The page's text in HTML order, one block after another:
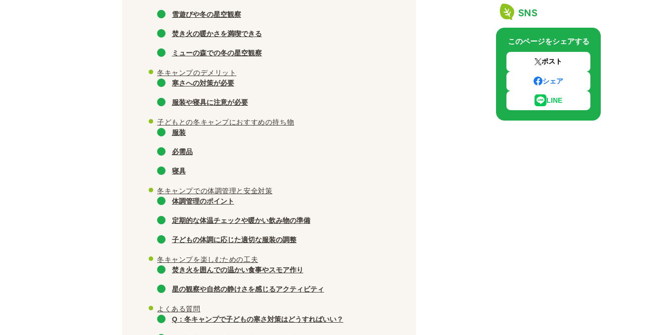
雪遊びや冬の星空観察
焚き火の暖かさを満喫できる
ミューの森での冬の星空観察
冬キャンプのデメリット
寒さへの対策が必要
服装や寝具に注意が必要
子どもとの冬キャンプにおすすめの持ち物
服装
必需品
寝具
冬キャンプでの体調管理と安全対策
体調管理のポイント
定期的な体温チェックや暖かい飲み物の準備
子どもの体調に応じた適切な服装の調整
冬キャンプを楽しむための工夫
焚き火を囲んでの温かい食事やスモア作り
星の観察や自然の静けさを感じるアクティビティ
よくある質問
Q：冬キャンプで子どもの寒さ対策はどうすればいい？
SNS
このページをシェアする
ポスト
シェア
LINE